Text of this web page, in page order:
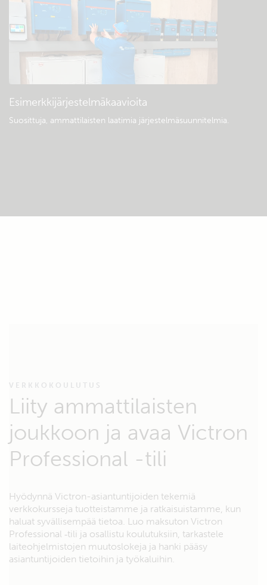
Esimerkkijärjestelmäkaavioita
Suosittuja, ammattilaisten laatimia järjestelmäsuunnitelmia.
VERKKOKOULUTUS
Liity ammattilaisten
joukkoon ja avaa Victron
Professional -tili
Hyödynnä Victron-asiantuntijoiden tekemiä
verkkokursseja tuotteistamme ja ratkaisuistamme, kun
haluat syvällisempää tietoa. Luo maksuton Victron
Professional ‑tili ja osallistu koulutuksiin, tarkastele
laiteohjelmistojen muutoslokeja ja hanki pääsy
asiantuntijoiden tietoihin ja työkaluihin.